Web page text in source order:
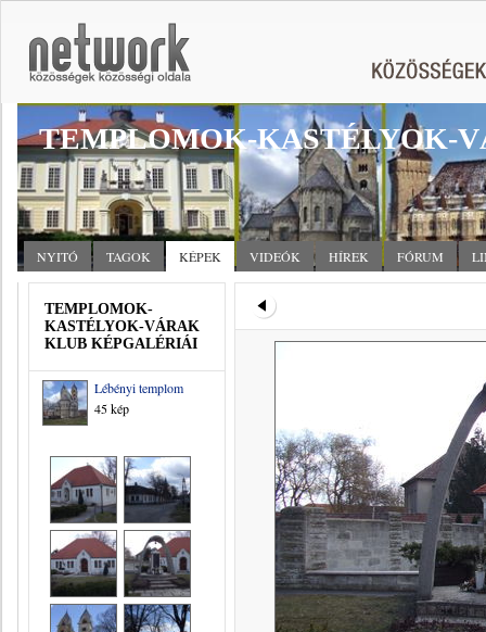
TEMPLOMOK-KASTÉLYOK-
NYITÓ TAGOK KÉPEK VIDEÓK HÍREK FÓRUM
TEMPLOMOK-
KASTÉLYOK-VÁRAK
KLUB KÉPGALÉRIÁI
Lébényi templom
45 kép